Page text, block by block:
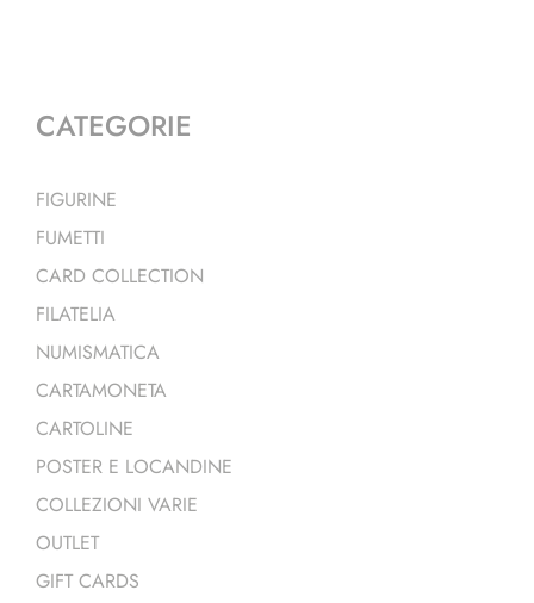
CATEGORIE
FIGURINE
FUMETTI
CARD COLLECTION
FILATELIA
NUMISMATICA
CARTAMONETA
CARTOLINE
POSTER E LOCANDINE
COLLEZIONI VARIE
OUTLET
GIFT CARDS